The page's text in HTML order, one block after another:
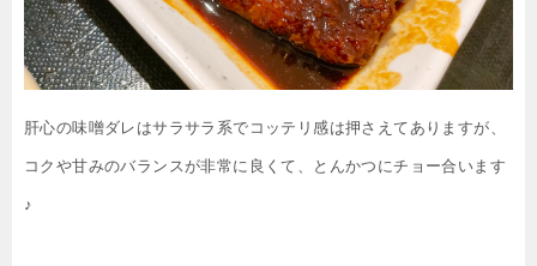
肝心の味噌ダレはサラサラ系でコッテリ感は押さえてありますが、
コクや甘みのバランスが非常に良くて、とんかつにチョー合います
♪